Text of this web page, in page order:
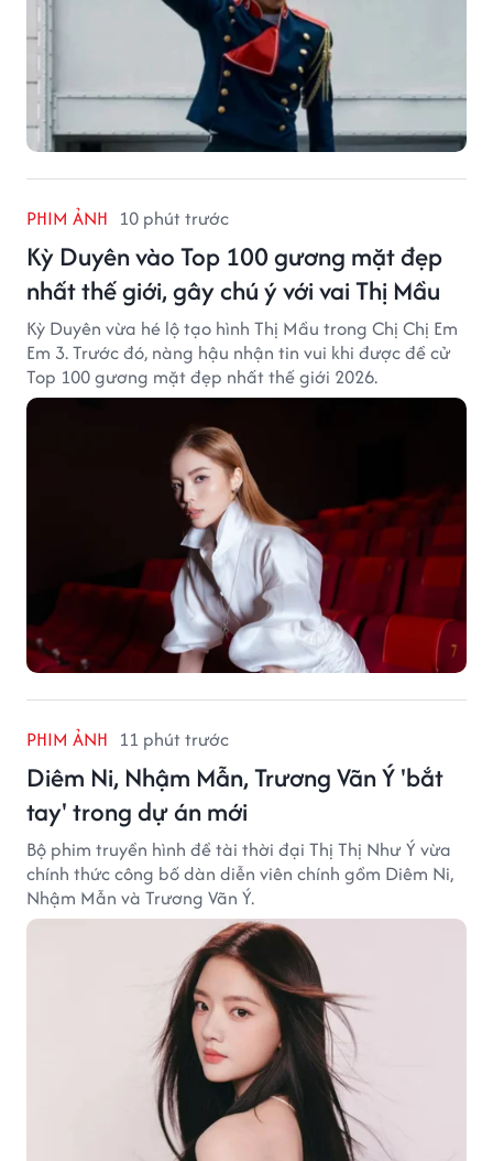
PHIM ẢNH 10 phút trước
Kỳ Duyên vào Top 100 gương mặt đẹp
nhất thế giới, gây chú ý với vai Thị Mầu
Kỳ Duyên vừa hé lộ tạo hình Thị Mầu trong Chị Chị Em
Em 3. Trước đó, nàng hậu nhận tin vui khi được đề cử
Top 100 gương mặt đẹp nhất thế giới 2026.
PHIM ẢNH 11 phút trước
Diêm Ni, Nhậm Mẫn, Trương Vãn Ý 'bắt
tay' trong dự án mới
Bộ phim truyền hình đề tài thời đại Thị Thị Như Ý vừa
chính thức công bố dàn diễn viên chính gồm Diêm Ni,
Nhậm Mẫn và Trương Vãn Ý.